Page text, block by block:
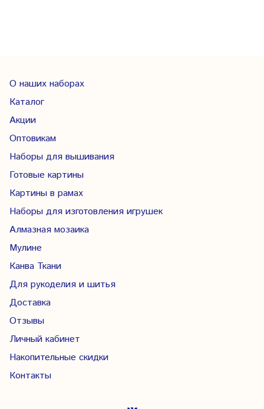
О наших наборах
Каталог
Акции
Оптовикам
Наборы для вышивания
Готовые картины
Картины в рамах
Наборы для изготовления игрушек
Алмазная мозаика
Мулине
Канва Ткани
Для рукоделия и шитья
Доставка
Отзывы
Личный кабинет
Накопительные скидки
Контакты